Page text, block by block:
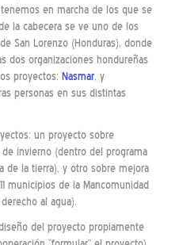
en marcha de los que se
la cabecera se ve uno de los
San Lorenzo (Honduras), donde
dos organizaciones hondureñas
proyectos: Nasmar, y
personas en sus distintas
un proyecto sobre
invierno (dentro del programa
de la tierra), y otro sobre mejora
municipios de la Mancomunidad
al agua).
del proyecto propiamente